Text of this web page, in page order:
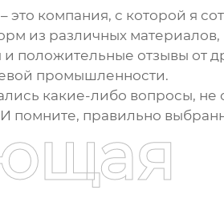
компания, с которой я
из различных
положительные отзывы от
промышленности.
какие-либо вопросы, не
правильно